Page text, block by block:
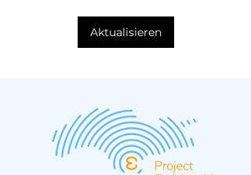
steht an!
Aktualisieren